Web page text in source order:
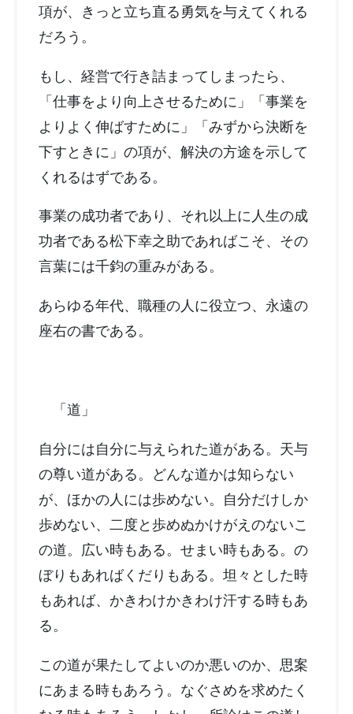
項が、きっと立ち直る勇気を与えてくれる
だろう。
もし、経営で行き詰まってしまったら、
「仕事をより向上させるために」「事業を
よりよく伸ばすために」「みずから決断を
下すときに」の項が、解決の方途を示して
くれるはずである。
事業の成功者であり、それ以上に人生の成
功者である松下幸之助であればこそ、その
言葉には千鈞の重みがある。
あらゆる年代、職種の人に役立つ、永遠の
座右の書である。
「道」
自分には自分に与えられた道がある。天与
の尊い道がある。どんな道かは知らない
が、ほかの人には歩めない。自分だけしか
歩めない、二度と歩めぬかけがえのないこ
の道。広い時もある。せまい時もある。の
ぼりもあればくだりもある。坦々とした時
もあれば、かきわけかきわけ汗する時もあ
る。
この道が果たしてよいのか悪いのか、思案
にあまる時もあろう。なぐさめを求めたく